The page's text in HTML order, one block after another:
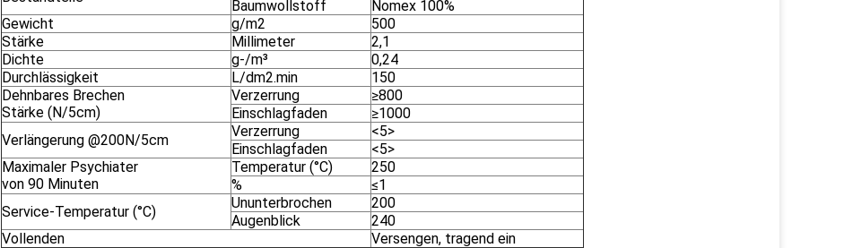
Baumwollstoff
Nomex 100%
Gewicht
g/m2
500
Stärke
Millimeter
2,1
Dichte
g-/m³
0,24
Durchlässigkeit
L/dm2.min
150
Dehnbares Brechen
Stärke (N/5cm)
Verzerrung
≥800
Einschlagfaden
≥1000
Verlängerung @200N/5cm
Verzerrung
<5>
Einschlagfaden
<5>
Maximaler Psychiater
von 90 Minuten
Temperatur (°C)
250
%
≤1
Service-Temperatur (°C)
Ununterbrochen
200
Augenblick
240
Vollenden
Versengen, tragend ein